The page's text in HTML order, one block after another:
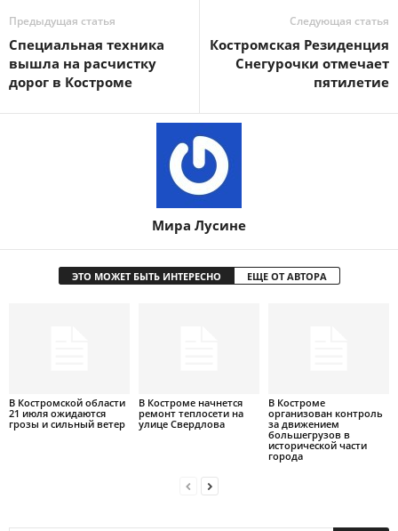
Предыдущая статья
Специальная техника
вышла на расчистку
дорог в Костроме
Следующая статья
Костромская Резиденция
Снегурочки отмечает
пятилетие
Мира Лусине
ЭТО МОЖЕТ БЫТЬ ИНТЕРЕСНО ЕЩЕ ОТ АВТОРА
В Костромской области
21 июля ожидаются
грозы и сильный ветер
В Костроме начнется
ремонт теплосети на
улице Свердлова
В Костроме
организован контроль
за движением
большегрузов в
исторической части
города